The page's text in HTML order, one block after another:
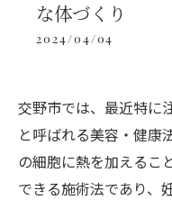
な体づくり
2024/04/04
交野市では、最近特に
と呼ばれる美容・健康
の細胞に熱を加えるこ
できる施術法であり、